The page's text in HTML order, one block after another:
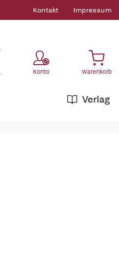
Kontakt Impressum
Konto Warenkorb
Verlag